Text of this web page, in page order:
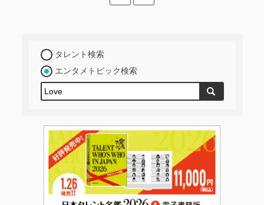
タレント検索
エンタメトピック検索